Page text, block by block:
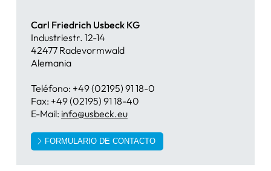
Carl Friedrich Usbeck KG
Industriestr. 12-14
42477 Radevormwald
Alemania
Teléfono: +49 (02195) 91 18-0
Fax: +49 (02195) 91 18-40
E-Mail: info@usbeck.eu
FORMULARIO DE CONTACTO